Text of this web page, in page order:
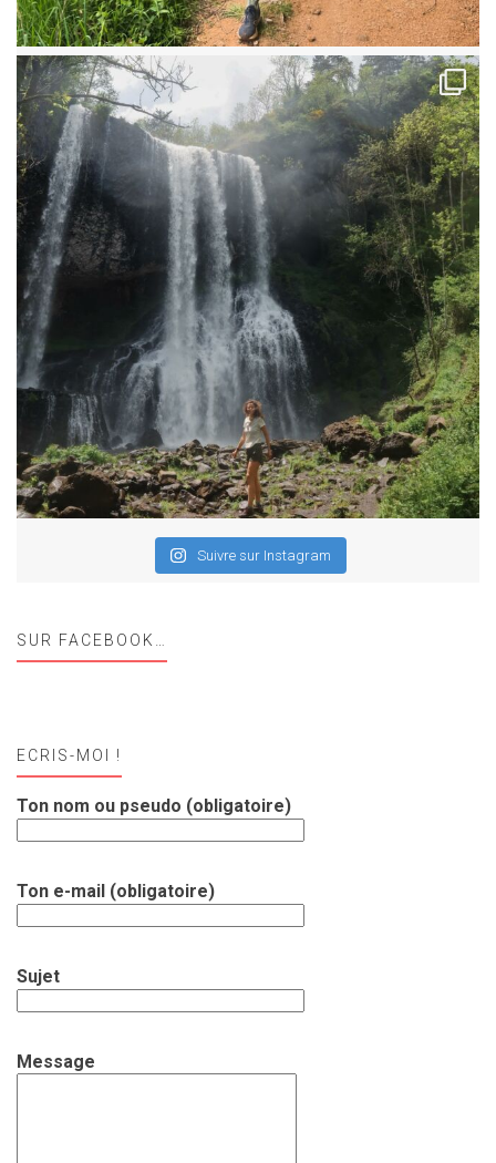
Suivre sur Instagram
SUR FACEBOOK…
ECRIS-MOI !
Ton nom ou pseudo (obligatoire)
Ton e-mail (obligatoire)
Sujet
Message